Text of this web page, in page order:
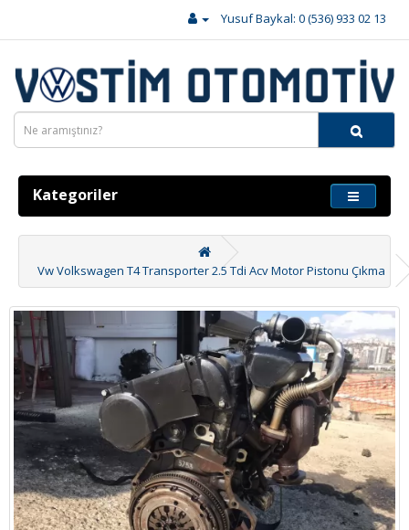
Yusuf Baykal: 0 (536) 933 02 13
Kategoriler
Vw Volkswagen T4 Transporter 2.5 Tdi Acv Motor Pistonu Çıkma